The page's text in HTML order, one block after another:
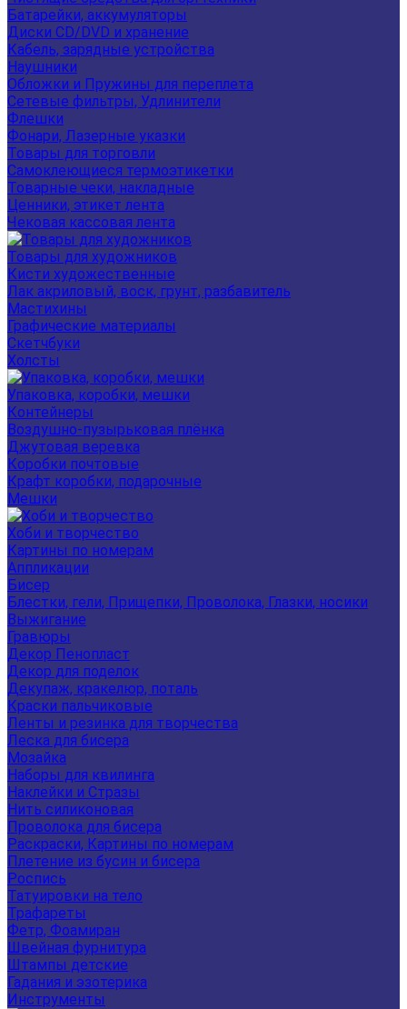
Батарейки, аккумуляторы
Диски CD/DVD и хранение
Кабель, зарядные устройства
Наушники
Обложки и Пружины для переплета
Сетевые фильтры, Удлинители
Флешки
Фонари, Лазерные указки
Товары для торговли
Самоклеющиеся термоэтикетки
Товарные чеки, накладные
Ценники, этикет лента
Чековая кассовая лента
Товары для художников
Кисти художественные
Лак акриловый, воск, грунт, разбавитель
Мастихины
Графические материалы
Скетчбуки
Холсты
Упаковка, коробки, мешки
Контейнеры
Воздушно-пузырьковая плёнка
Джутовая веревка
Коробки почтовые
Крафт коробки, подарочные
Мешки
Хоби и творчество
Картины по номерам
Аппликации
Бисер
Блестки, гели, Прищепки, Проволока, Глазки, носики
Выжигание
Гравюры
Декор Пенопласт
Декор для поделок
Декупаж, кракелюр, поталь
Краски пальчиковые
Ленты и резинка для творчества
Леска для бисера
Мозайка
Наборы для квилинга
Наклейки и Стразы
Нить силиконовая
Проволока для бисера
Раскраски, Картины по номерам
Плетение из бусин и бисера
Роспись
Татуировки на тело
Трафареты
Фетр, Фоамиран
Швейная фурнитура
Штампы детские
Гадания и эзотерика
Инструменты